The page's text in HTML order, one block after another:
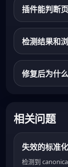
插件能判断
检测结果和
修复后为什
相关问题
失效的标准
检测到